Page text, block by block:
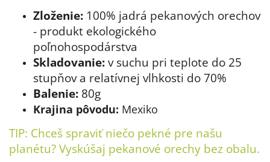
Zloženie: 100% jadrá pekanových orechov
- produkt ekologického
poľnohospodárstva
Skladovanie: v suchu pri teplote do 25
stupňov a relatívnej vlhkosti do 70%
Balenie: 80g
Krajina pôvodu: Mexiko
TIP: Chceš spraviť niečo pekné pre našu
planétu? Vyskúšaj pekanové orechy bez obalu.